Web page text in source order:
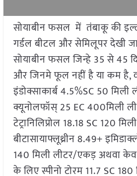
सोयाबीन फसल में तंबाकू की
गर्डल बीटल और सेमिलूपर देखी
सोयाबीन फसल जिन्हे 35 से 45
और जिनमे फूल नहीं है या कम है,
इंडोक्साकार्ब 4.5%SC 50
क्यूनोलफॉस् 25 EC 400मिली
टेट्रानिलिप्रोल 18.18 SC 120
बीटासायाफ्लूथ्रीन 8.49+
140 मिली लीटर/एकड़ अथवा
के लिए स्पीनो टोरम 11.7 SC